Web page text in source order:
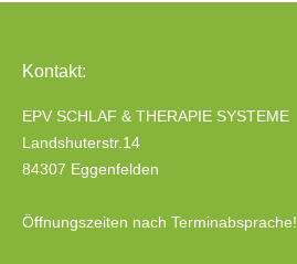
Kontakt:
EPV SCHLAF & THERAPIE SYSTEME
Landshuterstr.14
84307 Eggenfelden
Öffnungszeiten nach Terminabsprache!